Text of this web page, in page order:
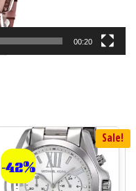
00:20
Sale!
-42%